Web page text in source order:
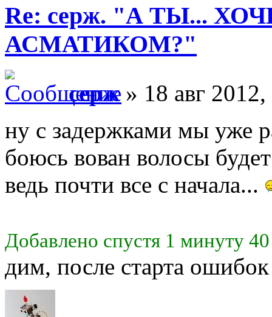
Re: серж. "А ТЫ...
АСМАТИКОМ?"
серж» 18 авг
ну с задержками мы уже
боюсь вован волосы
ведь почти все с начала...
Добавлено спустя 1 минуту
дим, после старта